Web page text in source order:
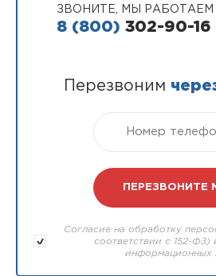
ЗВОНИТЕ, МЫ РАБОТАЕМ
8 (800) 302-90-16
Перезвоним
Согласие на обработку
соответствии с 152-ФЗ)
информационных